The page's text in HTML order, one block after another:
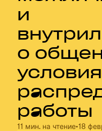
и
о
работы
11 мин. на чтение•18